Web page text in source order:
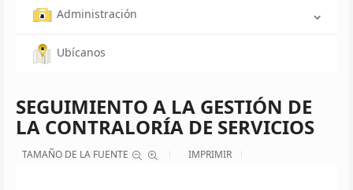
Administración
Ubícanos
SEGUIMIENTO A LA GESTIÓN DE
LA CONTRALORÍA DE SERVICIOS
TAMAÑO DE LA FUENTE IMPRIMIR